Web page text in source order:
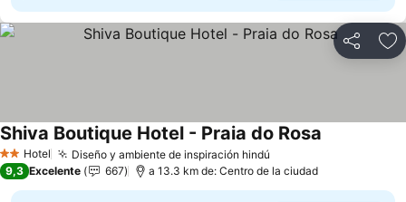
Compartir
2 Estrellas
Hotel Diseño y ambiente de inspiración hindú
Shiva Boutique Hotel - Praia do Rosa
9,3 Excelente 667 a 13.3 km de: Centro de la ciudad